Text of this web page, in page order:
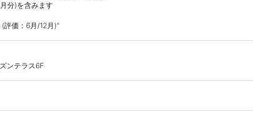
分)を含みます
評価：6月/12月)"
ンテラス6F